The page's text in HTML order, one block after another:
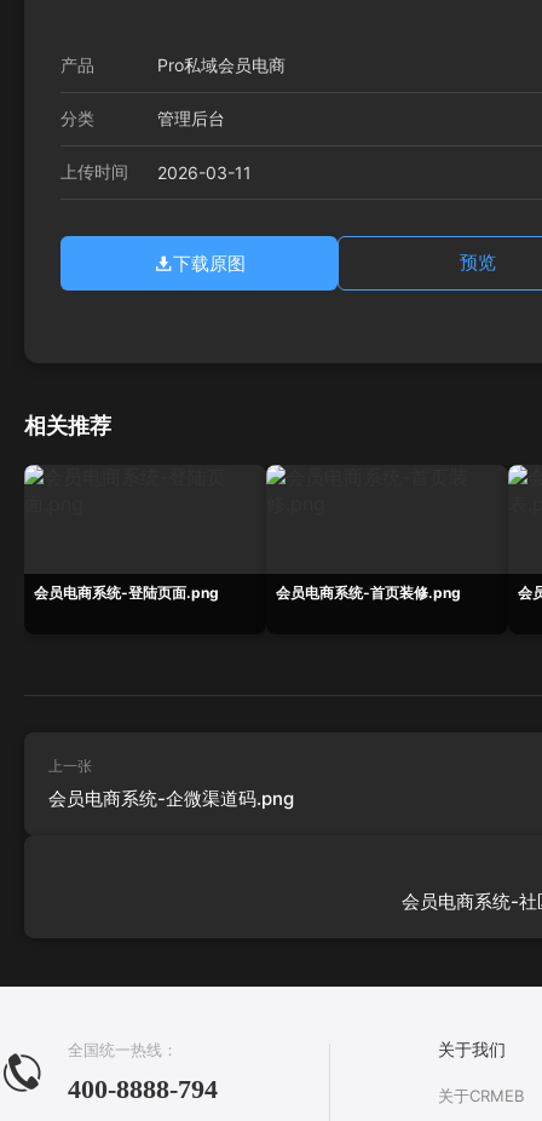
产品 Pro私域会员电商
分类 管理后台
上传时间 2026-03-11
下载原图 预览
相关推荐
会员电商系统-登陆页面.png 会员电商系统-首页装修.png 会
上一张
会员电商系统-企微渠道码.png
会员电商系统-
全国统一热线：
400-8888-794
关于我们
关于CRMEB